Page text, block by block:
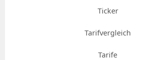
Ticker
Tarifvergleich
Tarife